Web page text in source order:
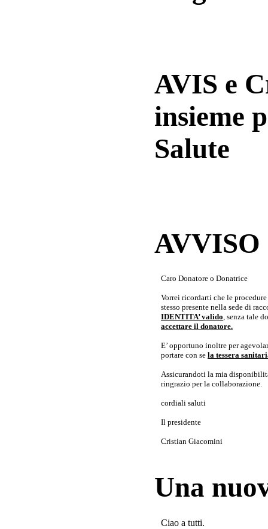
AVIS e
insieme
Salute
Caro Donatore o Donatrice
Vorrei ricordarti che le
stesso presente nella sede di
IDENTITA’ valido, senza tale
accettare il donatore.
E’ opportuno inoltre per
portare con se la tessera
Assicurandoti la mia
ringrazio per la collaborazione.
cordiali saluti
Il presidente
Cristian Giacomini
Una
Ciao a tutti.